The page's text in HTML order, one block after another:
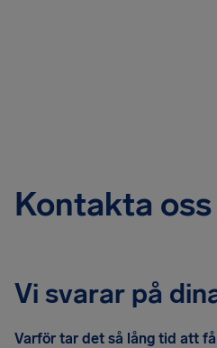
Kontakta oss
Vi svarar på
Varför tar det så lång tid att